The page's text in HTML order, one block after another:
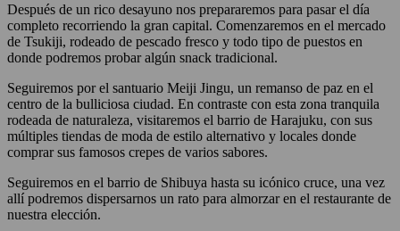
Después de un rico desayuno nos prepararemos para pasar el día
completo recorriendo la gran capital. Comenzaremos en el mercado
de Tsukiji, rodeado de pescado fresco y todo tipo de puestos en
donde podremos probar algún snack tradicional.
Seguiremos por el santuario Meiji Jingu, un remanso de paz en el
centro de la bulliciosa ciudad. En contraste con esta zona tranquila
rodeada de naturaleza, visitaremos el barrio de Harajuku, con sus
múltiples tiendas de moda de estilo alternativo y locales donde
comprar sus famosos crepes de varios sabores.
Seguiremos en el barrio de Shibuya hasta su icónico cruce, una vez
allí podremos dispersarnos un rato para almorzar en el restaurante de
nuestra elección.